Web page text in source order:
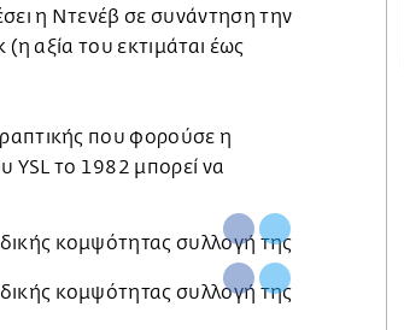
η Ντενέβ σε συνάντηση την
(η αξία του εκτιμάται έως
που φορούσε η
YSL το 1982 μπορεί να